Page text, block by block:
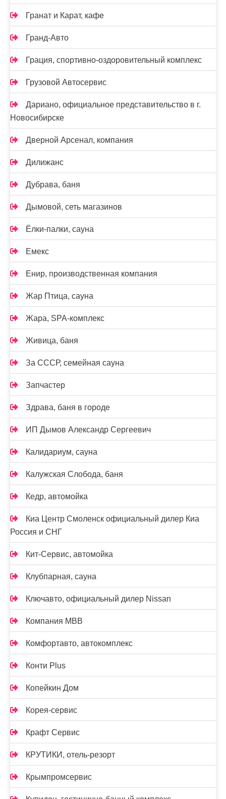
Гранат и Карат, кафе
Гранд-Авто
Грация, спортивно-оздоровительный комплекс
Грузовой Автосервис
Дариано, официальное представительство в г.
Новосибирске
Дверной Арсенал, компания
Дилижанс
Дубрава, баня
Дымовой, сеть магазинов
Ёлки-палки, сауна
Емекс
Енир, производственная компания
Жар Птица, сауна
Жара, SPA-комплекс
Живица, баня
За СССР, семейная сауна
Запчастер
Здрава, баня в городе
ИП Дымов Александр Сергеевич
Калидариум, сауна
Калужская Слобода, баня
Кедр, автомойка
Киа Центр Смоленск официальный дилер Киа
Россия и СНГ
Кит-Сервис, автомойка
Клубпарная, сауна
Ключавто, официальный дилер Nissan
Компания МВВ
Комфортавто, автокомплекс
Конти Plus
Копейкин Дом
Корея-сервис
Крафт Сервис
КРУТИКИ, отель-резорт
Крымпромсервис